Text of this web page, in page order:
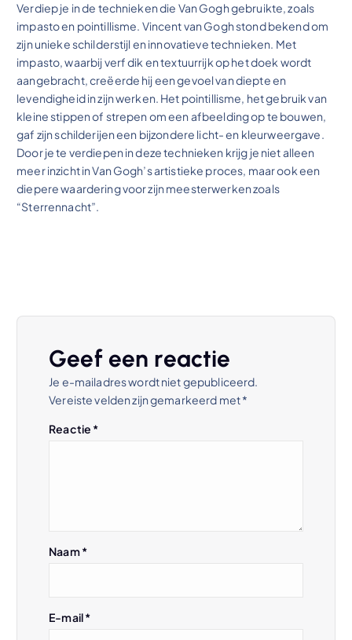
Verdiep je in de technieken die Van Gogh gebruikte, zoals
impasto en pointillisme. Vincent van Gogh stond bekend om
zijn unieke schilderstijl en innovatieve technieken. Met
impasto, waarbij verf dik en textuurrijk op het doek wordt
aangebracht, creëerde hij een gevoel van diepte en
levendigheid in zijn werken. Het pointillisme, het gebruik van
kleine stippen of strepen om een afbeelding op te bouwen,
gaf zijn schilderijen een bijzondere licht- en kleurweergave.
Door je te verdiepen in deze technieken krijg je niet alleen
meer inzicht in Van Gogh’s artistieke proces, maar ook een
diepere waardering voor zijn meesterwerken zoals
“Sterrennacht”.
Geef een reactie
Je e-mailadres wordt niet gepubliceerd.
Vereiste velden zijn gemarkeerd met*
Reactie *
Naam*
E-mail*